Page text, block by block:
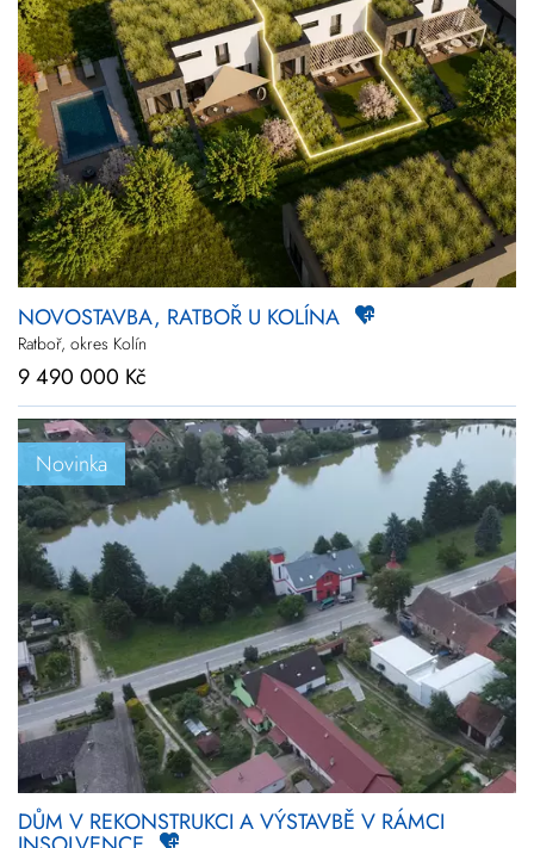
NOVOSTAVBA, RATBOŘ U KOLÍNA
Ratboř, okres Kolín
9 490 000 Kč
Novinka
DŮM V REKONSTRUKCI A VÝSTAVBĚ V RÁMCI